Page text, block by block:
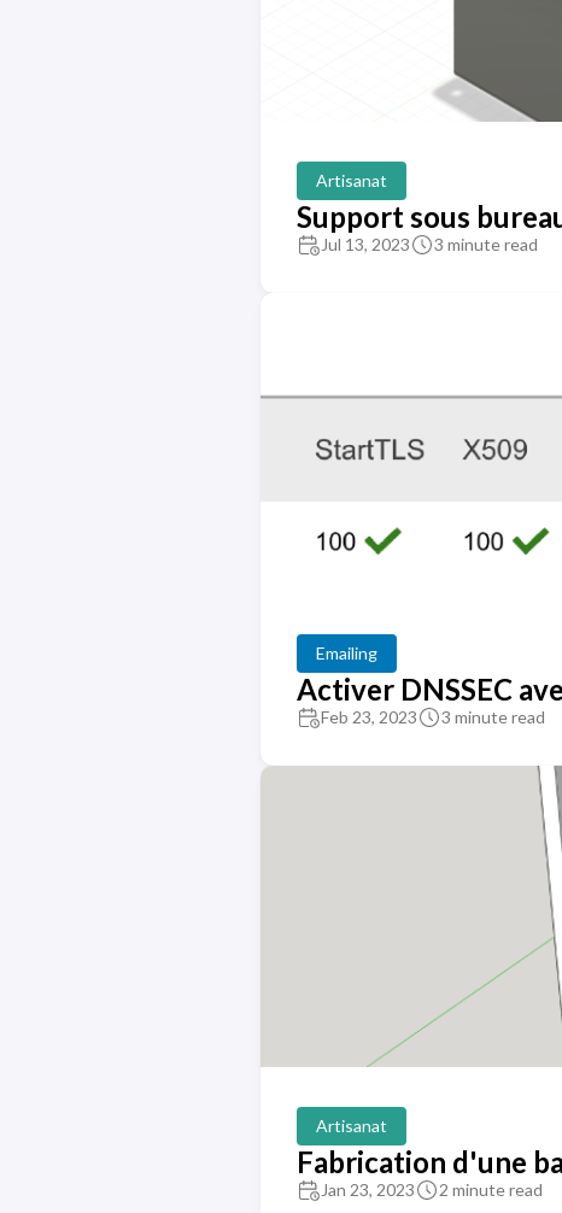
Artisanat
Support sous
Jul 13, 2023 3 minute read
Emailing
Activer DNSSEC
Feb 23, 2023 3 minute read
Artisanat
Fabrication d'une
Jan 23, 2023 2 minute read